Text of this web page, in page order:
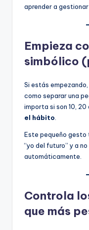
aprender a
Empieza
simbólico
Si estás
como separar una
importa si son 10,
el hábito
Este pequeño gesto
“yo del futuro” y a
automáticamente.
Controla
que más